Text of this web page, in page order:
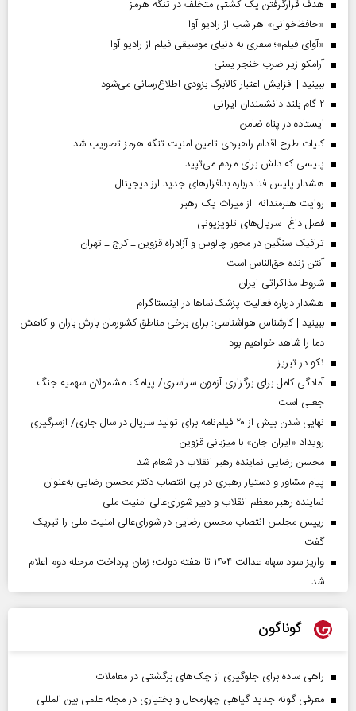
هدف قرارگرفتن یک کشتی متخلف در تنگه هرمز
«حافظ‌خوانی» هر شب از رادیو آوا
«آوای فیلم»؛ سفری به دنیای موسیقی فیلم از رادیو آوا
آرامکو زیر ضرب خنجر یمنی
ببینید | افزایش اعتبار کالابرگ بزودی اطلاع‌رسانی می‌شود
۲ گام بلند دانشمندان ایرانی
ایستاده در پناه ضامن
کلیات طرح اقدام راهبردی تامین امنیت تنگه هرمز تصویب شد
پلیسی که دلش برای مردم می‌تپید
هشدار پلیس فتا درباره بدافزار‌های جدید ارز دیجیتال
روایت هنرمندانه از میراث یک رهبر
فصل داغ سریال‌های تلویزیونی
ترافیک سنگین در محور چالوس و آزادراه قزوین ـ کرج ـ تهران
آنتن زنده حق‌الناس است
شروط مذاکراتی ایران
هشدار درباره فعالیت پزشک‌نما‌ها در اینستاگرام
ببینید | کارشناس هواشناسی: برای برخی مناطق کشورمان بارش باران و کاهش
دما را شاهد خواهیم بود
نکو در تبریز
آمادگی کامل برای برگزاری آزمون سراسری/ پیامک مشمولان سهمیه جنگ
جعلی است
نهایی شدن بیش از ۲۰ فیلم‌نامه برای تولید سریال در سال جاری/ ازسرگیری
رویداد «ایران جان» با میزبانی قزوین
محسن رضایی نماینده رهبر انقلاب در شعام شد
پیام مشاور و دستیار رهبری در پی انتصاب دکتر محسن رضایی به‌عنوان
نماینده رهبر معظم انقلاب و دبیر شورای‌عالی امنیت ملی
رییس مجلس انتصاب محسن رضایی در شورای‌عالی امنیت ملی را تبریک
گفت
واریز سود سهام عدالت ۱۴۰۴ تا هفته دولت؛ زمان پرداخت مرحله دوم اعلام
شد
گوناگون
راهی ساده برای جلوگیری از چک‌های برگشتی در معاملات
معرفی گونه جدید گیاهی چهارمحال و بختیاری در مجله علمی بین المللی